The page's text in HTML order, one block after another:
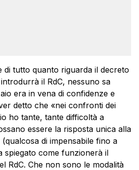
di tutto quanto riguarda il decreto
il RdC, nessuno sa
era in vena di confidenze e
detto che «nei confronti dei
ho tante, tante difficoltà a
essere la risposta unica alla
di impensabile fino a
spiegato come funzionerà il
RdC. Che non sono le modalità